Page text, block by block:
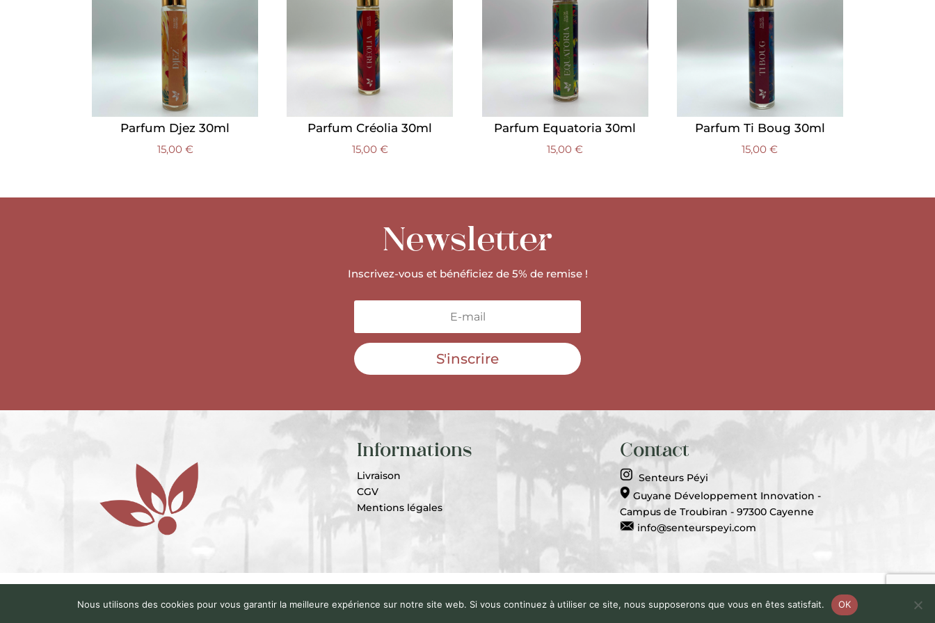
Parfum Djez 30ml
15,00 €
Parfum Créolia 30ml
15,00 €
Parfum Equatoria 30ml
15,00€
Parfum Ti Boug 30ml
15,00€
Newsletter
Inscrivez-vous et bénéficiez de 5% de remise !
S'inscrire
Informations
Livraison
CGV
Mentions légales
Contact
Senteurs Péyi
Guyane Développement Innovation -
Campus de Troubiran - 97300 Cayenne
info@senteurspeyi.com
© Senteurs Péyi | Tous Droits Réservés | Développé par Graphence
Nous utilisons des cookies pour vous garantir la meilleure expérience sur notre site web. Si vous continuez à utiliser ce site, nous supposerons que vous en êtes satisfait. OK